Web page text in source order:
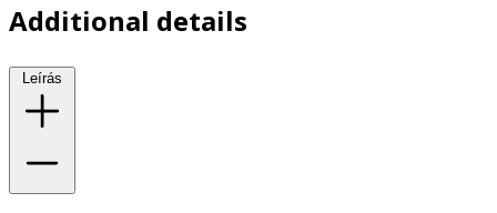
Additional details
Leírás